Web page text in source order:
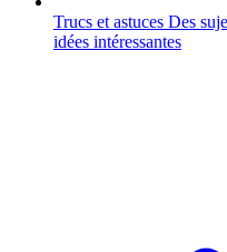
Trucs et astuces Des
idées intéressantes